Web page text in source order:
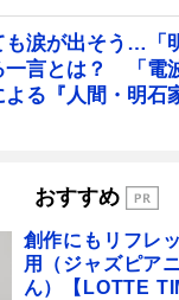
も涙が出そう…「
一言とは？ 「電
よる『人間・明石
おすすめ
創作にもリフレ
用（ジャズピア
ん）【LOTTE